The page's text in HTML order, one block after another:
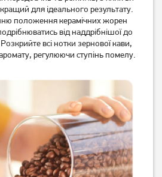
Немає в наявності
Кавоварка Tefal CM290838
для ідеального результату.
положення керамічних жорен
від наддрібнішої до
Розкрийте всі нотки зернової кави,
регулюючи ступінь помелу.